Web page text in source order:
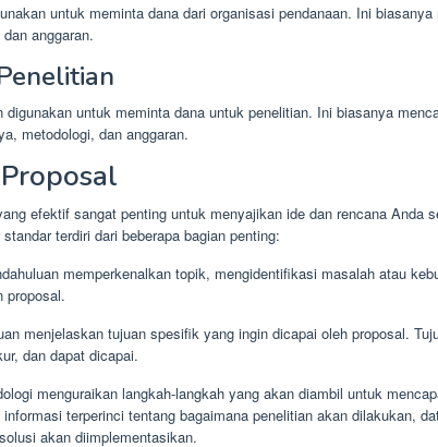
untuk meminta dana dari organisasi pendanaan. Ini
anggaran.
digunakan untuk meminta dana untuk penelitian. Ini biasanya
metodologi, dan anggaran.
efektif sangat penting untuk menyajikan ide dan rencana Anda
terdiri dari beberapa bagian penting:
memperkenalkan topik, mengidentifikasi masalah atau
proposal.
menjelaskan tujuan spesifik yang ingin dicapai oleh proposal.
dan dapat dicapai.
menguraikan langkah-langkah yang akan diambil untuk
terperinci tentang bagaimana penelitian akan dilakukan,
akan diimplementasikan.